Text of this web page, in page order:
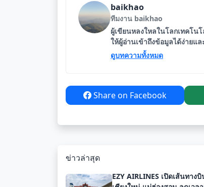
baikhao
ทีมงาน baikhao
ผู้เขียนหลงใหลในโลกเทคโน
ให้ผู้อ่านเข้าถึงข้อมูลได้ง่ายแ
ดูบทความทั้งหมด
Share on Facebook
ข่าวล่าสุด
EZY AIRLINES เปิดเส้นทาง